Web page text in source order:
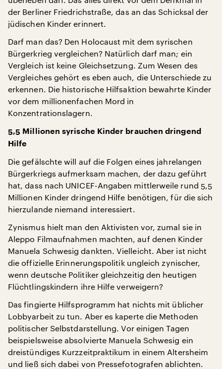
der Berliner Friedrichstraße, das an das Schicksal der
jüdischen Kinder erinnert.
Darf man das? Den Holocaust mit dem syrischen
Bürgerkrieg vergleichen? Natürlich darf man; ein
Vergleich ist keine Gleichsetzung. Zum Wesen des
Vergleiches gehört es eben auch, die Unterschiede zu
erkennen. Die historische Hilfsaktion bewahrte Kinder
vor dem millionenfachen Mord in
Konzentrationslagern.
5,5 Millionen syrische Kinder brauchen dringend
Hilfe
Die gefälschte will auf die Folgen eines jahrelangen
Bürgerkriegs aufmerksam machen, der dazu geführt
hat, dass nach UNICEF-Angaben mittlerweile rund 5,5
Millionen Kinder dringend Hilfe benötigen, für die sich
hierzulande niemand interessiert.
Zynismus hielt man den Aktivisten vor, zumal sie in
Aleppo Filmaufnahmen machten, auf denen Kinder
Manuela Schwesig dankten. Vielleicht. Aber ist nicht
die offizielle Erinnerungspolitik ungleich zynischer,
wenn deutsche Politiker gleichzeitig den heutigen
Flüchtlingskindern ihre Hilfe verweigern?
Das fingierte Hilfsprogramm hat nichts mit üblicher
Lobbyarbeit zu tun. Aber es kaperte die Methoden
politischer Selbstdarstellung. Vor einigen Tagen
beispielsweise absolvierte Manuela Schwesig ein
dreistündiges Kurzzeitpraktikum in einem Altersheim
und ließ sich dabei von Pressefotografen ablichten.